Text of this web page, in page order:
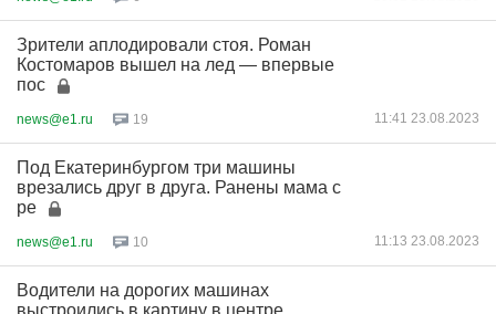
Зрители аплодировали стоя. Роман
Костомаров вышел на лед — впервые
пос
news@e1.ru 19 11:41 23.08.2023
Под Екатеринбургом три машины
врезались друг в друга. Ранены мама с
ре
news@e1.ru 10 11:13 23.08.2023
Водители на дорогих машинах
выстроились в картину в центре